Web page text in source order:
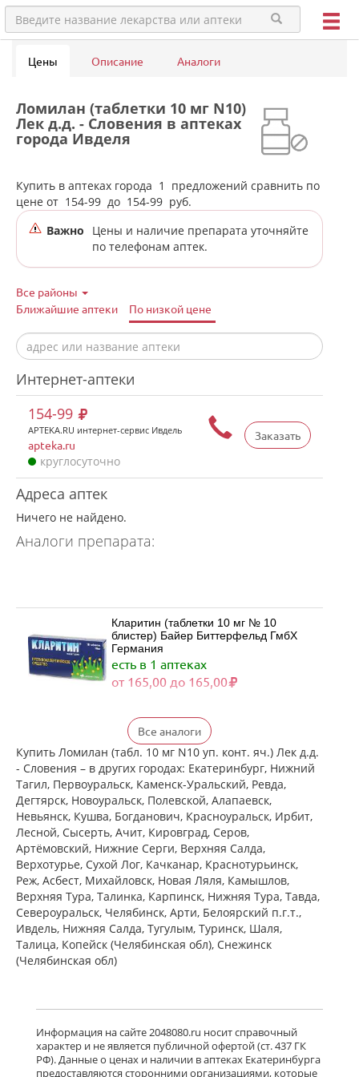
Цены Описание Аналоги
Ломилан (таблетки 10 мг N10)
Лек д.д. - Словения в аптеках
города Ивделя
Купить в аптеках города 1
предложений сравнить по
цене от 154-99 до 154-99 руб.
Важно
Цены и наличие препарата уточняйте
по телефонам аптек.
Все районы
Ближайшие аптеки
По низкой цене
Интернет-аптеки
Заказать
154-99
APTEKA.RU интернет-сервис Ивдель
apteka.ru
круглосуточно
Адреса аптек
Ничего не найдено.
Аналоги препарата:
Кларитин (таблетки 10 мг № 10
блистер) Байер Биттерфельд ГмбХ
Германия
есть в 1 аптеках
от 165,00 до 165,00
Кларитин (таблетки 10 мг № 30
блистер) Байер Биттерфельд ГмбХ
Германия
есть в 1 аптеках
от 372,00 до 372,00
Кларотадин (таблетки 10 мг N10)
Акрихин ХФК ОАО - Россия
Московская область, Нагинский р-н,
Старая Купавна
Нет в аптеках города
Кларитин (таблетки 10 мг № 7
блистер) Байер Биттерфельд ГмбХ
Германия
Нет в аптеках города
Кларотадин (таблетки 10 мг N7)
Акрихин ХФК ОАО - Россия
Московская область, Нагинский р-н,
Старая Купавна
Все аналоги
Купить Ломилан (табл. 10 мг N10 уп. конт. яч.) Лек д.д.
- Словения – в других городах: Екатеринбург, Нижний
Тагил, Первоуральск, Каменск-Уральский, Ревда,
Дегтярск, Новоуральск, Полевской, Алапаевск,
Невьянск, Кушва, Богданович, Красноуральск, Ирбит,
Лесной, Сысерть, Ачит, Кировград, Серов,
Артёмовский, Нижние Cерги, Верхняя Салда,
Верхотурье, Сухой Лог, Качканар, Краснотурьинск,
Реж, Асбест, Михайловск, Новая Ляля, Камышлов,
Верхняя Тура, Талинка, Карпинск, Нижняя Тура, Тавда,
Североуральск, Челябинск, Арти, Белоярский п.г.т.,
Ивдель, Нижняя Салда, Тугулым, Туринск, Шаля,
Талица, Копейск (Челябинская обл), Снежинск
(Челябинская обл)
Информация на сайте 2048080.ru носит справочный
характер и не является публичной офертой (ст. 437 ГК
РФ). Данные о ценах и наличии в аптеках Екатеринбурга
предоставляются сторонними организациями, которые